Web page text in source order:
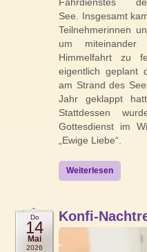
Fahrdienstes
See. Insgesamt
Teilnehmerinnen
um
Himmelfahrt zu
eigentlich geplant
am Strand des
Jahr geklappt
Stattdessen
Gottesdienst im
„Ewige Liebe“.
Weiterlesen
Do
14
Mai
2026
Konfi-